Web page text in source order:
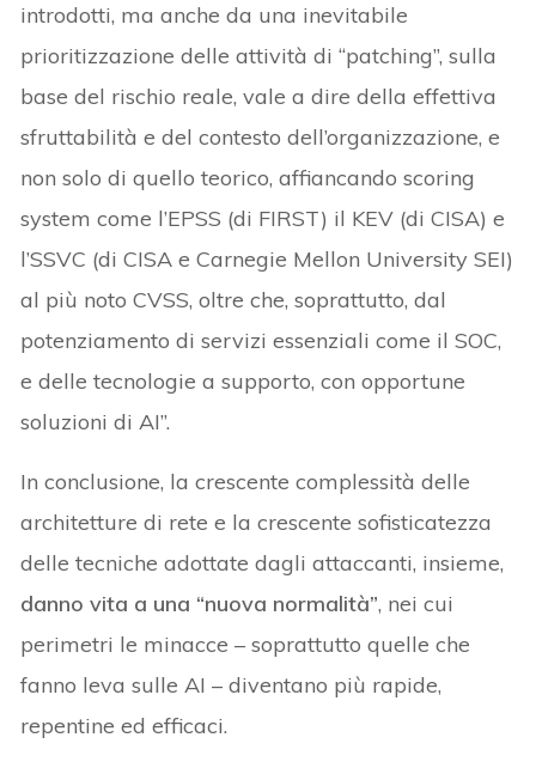
introdotti, ma anche da una inevitabile
prioritizzazione delle attività di “patching”, sulla
base del rischio reale, vale a dire della effettiva
sfruttabilità e del contesto dell’organizzazione, e
non solo di quello teorico, affiancando scoring
system come l’EPSS (di FIRST) il KEV (di CISA) e
l’SSVC (di CISA e Carnegie Mellon University SEI)
al più noto CVSS, oltre che, soprattutto, dal
potenziamento di servizi essenziali come il SOC,
e delle tecnologie a supporto, con opportune
soluzioni di AI”.
In conclusione, la crescente complessità delle
architetture di rete e la crescente sofisticatezza
delle tecniche adottate dagli attaccanti, insieme,
danno vita a una “nuova normalità”, nei cui
perimetri le minacce – soprattutto quelle che
fanno leva sulle AI – diventano più rapide,
repentine ed efficaci.